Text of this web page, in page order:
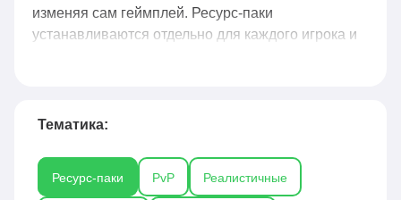
изменяя сам геймплей. Ресурс-паки
устанавливаются отдельно для каждого игрока и
реалистичным, стилизованным или
эффекты и музыку. Установка ресурс-пака
происходит через специальное меню в игре, а
Тематика:
Ресурс-паки PvP Реалистичные